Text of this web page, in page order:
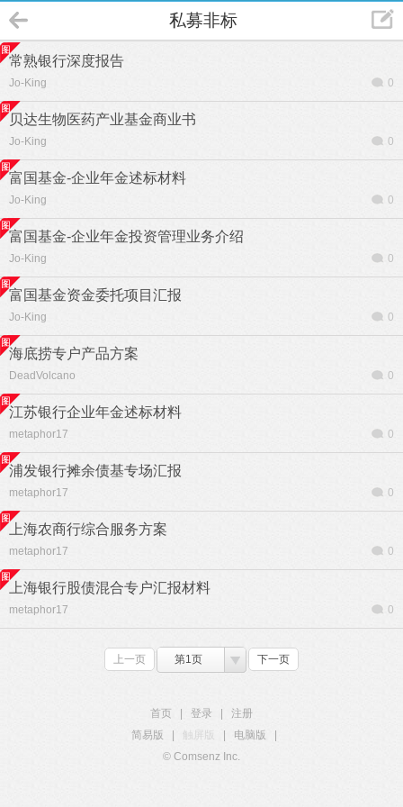
私募非标
常熟银行深度报告
Jo-King 0
贝达生物医药产业基金商业书
Jo-King 0
富国基金-企业年金述标材料
Jo-King 0
富国基金-企业年金投资管理业务介绍
Jo-King 0
富国基金资金委托项目汇报
Jo-King 0
海底捞专户产品方案
DeadVolcano 0
江苏银行企业年金述标材料
metaphor17 0
浦发银行摊余债基专场汇报
metaphor17 0
上海农商行综合服务方案
metaphor17 0
上海银行股债混合专户汇报材料
metaphor17 0
上一页 第1页 下一页
首页 登录
注册
简易版
触屏版 电脑版
© Comsenz Inc.